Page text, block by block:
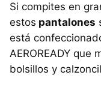
Si compites en
estos pantalones
está
AEROREADY que
bolsillos y